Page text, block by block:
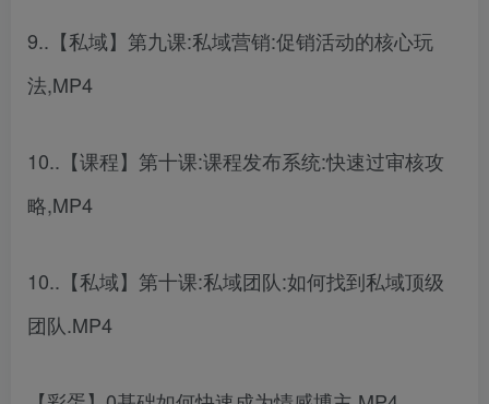
9..【私域】第九课:私域营销:促销活动的核心玩
法,MP4
10..【课程】第十课:课程发布系统:快速过审核攻
略,MP4
10..【私域】第十课:私域团队:如何找到私域顶级
团队.MP4